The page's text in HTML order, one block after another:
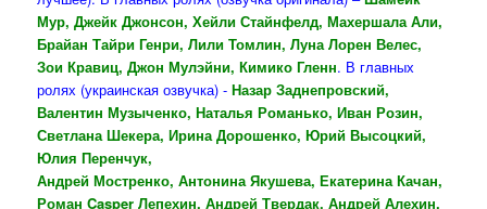
Мур, Джейк Джонсон, Хейли Стайнфелд, Махершала Али,
Брайан Тайри Генри, Лили Томлин, Луна Лорен Велес,
Зои Кравиц, Джон Мулэйни, Кимико Гленн. В главных
ролях (украинская озвучка) -Назар Заднепровский,
Валентин Музыченко, Наталья Романько, Иван Розин,
Светлана Шекера, Ирина Дорошенко, Юрий Высоцкий,
Юлия Перенчук,
Андрей Мостренко, Антонина Якушева, Екатерина Качан,
Роман Casper Лепехин, Андрей Твердак, Андрей Алехин,